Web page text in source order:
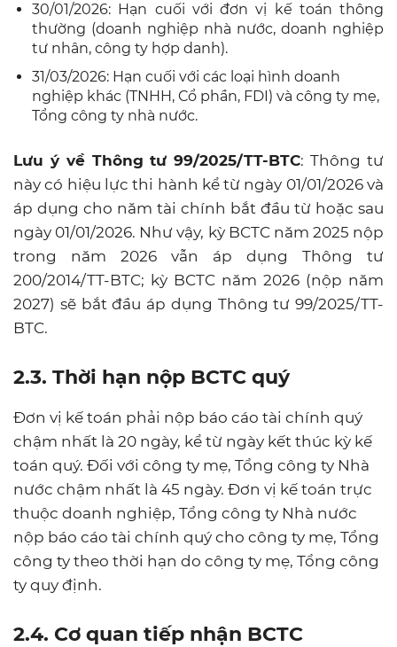
30/01/2026: Hạn cuối với đơn vị kế toán thông
thường (doanh nghiệp nhà nước, doanh nghiệp
tư nhân, công ty hợp danh).
31/03/2026: Hạn cuối với các loại hình doanh
nghiệp khác (TNHH, Cổ phần, FDI) và công ty mẹ,
Tổng công ty nhà nước.
Lưu ý về Thông tư 99/2025/TT-BTC: Thông tư
này có hiệu lực thi hành kể từ ngày 01/01/2026 và
áp dụng cho năm tài chính bắt đầu từ hoặc sau
ngày 01/01/2026. Như vậy, kỳ BCTC năm 2025 nộp
trong năm 2026 vẫn áp dụng Thông tư
200/2014/TT-BTC; kỳ BCTC năm 2026 (nộp năm
2027) sẽ bắt đầu áp dụng Thông tư 99/2025/TT-
BTC.
2.3. Thời hạn nộp BCTC quý
Đơn vị kế toán phải nộp báo cáo tài chính quý
chậm nhất là 20 ngày, kể từ ngày kết thúc kỳ kế
toán quý. Đối với công ty mẹ, Tổng công ty Nhà
nước chậm nhất là 45 ngày. Đơn vị kế toán trực
thuộc doanh nghiệp, Tổng công ty Nhà nước
nộp báo cáo tài chính quý cho công ty mẹ, Tổng
công ty theo thời hạn do công ty mẹ, Tổng công
ty quy định.
2.4. Cơ quan tiếp nhận BCTC